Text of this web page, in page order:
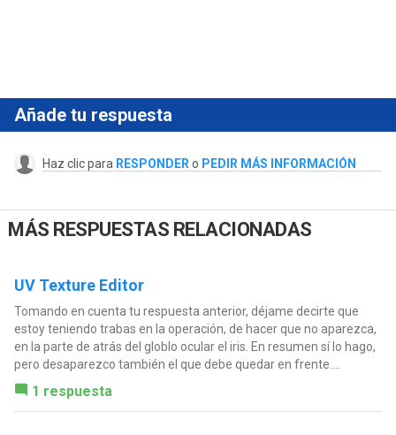
Añade tu respuesta
Haz clic para RESPONDER o PEDIR MÁS INFORMACIÓN
MÁS RESPUESTAS RELACIONADAS
UV Texture Editor
Tomando en cuenta tu respuesta anterior, déjame decirte que
estoy teniendo trabas en la operación, de hacer que no aparezca,
en la parte de atrás del globlo ocular el iris. En resumen sí lo hago,
pero desaparezco también el que debe quedar en frente....
1 respuesta